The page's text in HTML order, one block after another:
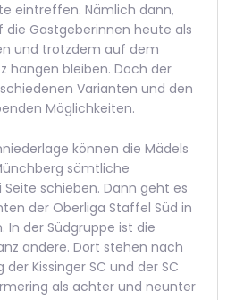
eintreffen. Nämlich dann,
Gastgeberinnen heute als
und trotzdem auf dem
hängen bleiben. Doch der
Varianten und den
Möglichkeiten.
können die Mädels
sämtliche
schieben. Dann geht es
der Oberliga Staffel Süd in
In der Südgruppe ist die
andere. Dort stehen nach
Kissinger SC und der SC
als achter und neunter